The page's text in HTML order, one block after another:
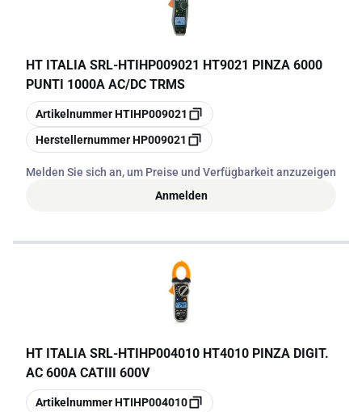
HT ITALIA SRL-HTIHP009021 HT9021 PINZA 6000
PUNTI 1000A AC/DC TRMS
Kopieren
ArtikelnummerHTIHP009021
Kopieren
HerstellernummerHP009021
Melden Sie sich an, um Preise und Verfügbarkeit anzuzeigen
Anmelden
HT ITALIA SRL-HTIHP004010 HT4010 PINZA DIGIT.
AC 600A CATIII 600V
Kopieren
ArtikelnummerHTIHP004010